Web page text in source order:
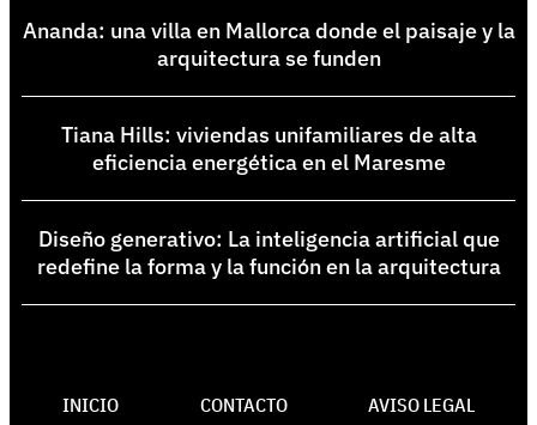
Ananda: una villa en Mallorca donde el paisaje y la
arquitectura se funden
Tiana Hills: viviendas unifamiliares de alta
eficiencia energética en el Maresme
Diseño generativo: La inteligencia artificial que
redefine la forma y la función en la arquitectura
INICIO CONTACTO AVISO LEGAL